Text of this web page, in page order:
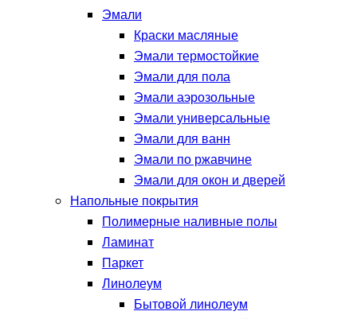
Эмали
Краски масляные
Эмали термостойкие
Эмали для пола
Эмали аэрозольные
Эмали универсальные
Эмали для ванн
Эмали по ржавчине
Эмали для окон и дверей
Напольные покрытия
Полимерные наливные полы
Ламинат
Паркет
Линолеум
Бытовой линолеум